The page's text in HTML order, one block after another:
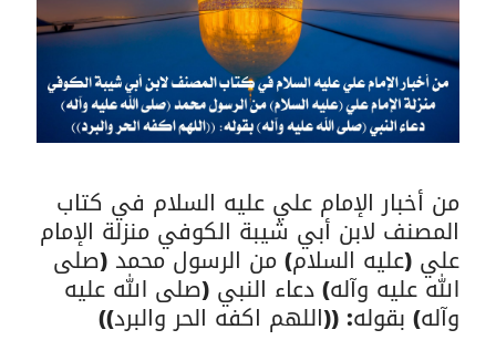
من أخبار الإمام علي عليه السلام في كتاب
المصنف لابن أبي شيبة الكوفي منزلة الإمام
علي (عليه السلام) من الرسول محمد (صلى
الله عليه وآله) دعاء النبي (صلى الله عليه
وآله) بقوله: ((اللهم اكفه الحر والبرد))